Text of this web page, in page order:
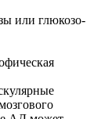
или глюкозо-